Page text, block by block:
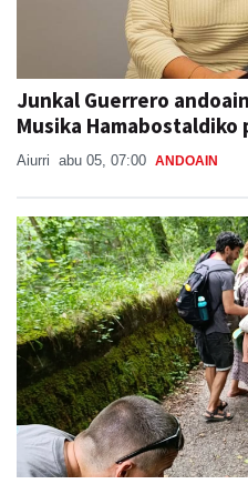
Junkal Guerrero
Musika
Aiurri abu 05, 07:00 ANDOAIN